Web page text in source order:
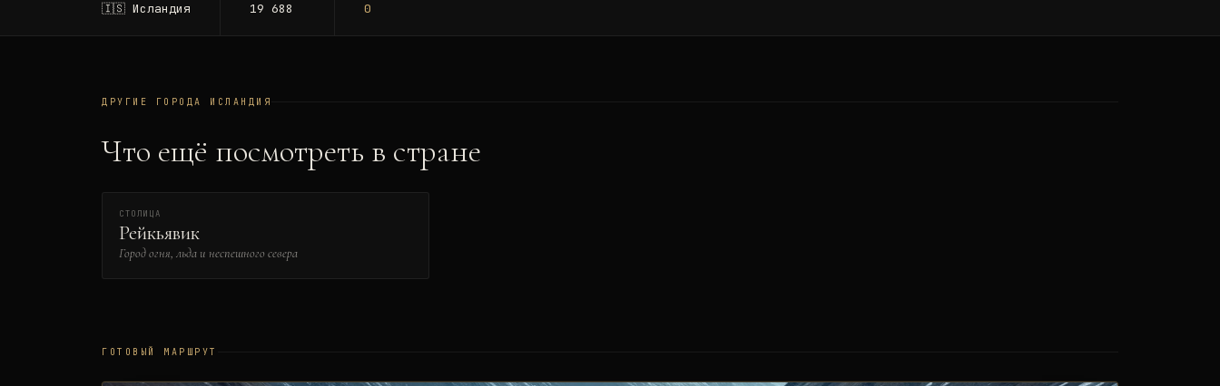
🇮🇸 Исландия 19 688 0
ДРУГИЕ ГОРОДА ИСЛАНДИЯ
Что ещё посмотреть в стране
СТОЛИЦА
Рейкьявик
Город огня, льда и неспешного севера
ГОТОВЫЙ МАРШРУТ